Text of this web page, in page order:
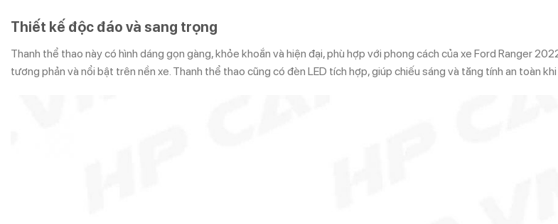
Thiết kế độc đáo và sang trọng
Thanh thể thao này có hình dáng gọn gàng, khỏe khoắn và hiện đại, phù hợp với phong cách của xe Ford Ranger
tương phản và nổi bật trên nền xe. Thanh thể thao cũng có đèn LED tích hợp, giúp chiếu sáng và tăng tính an toàn